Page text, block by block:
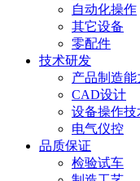
自动化操作
其它设备
零配件
技术研发
产品制造
CAD设计
设备操作技
电气仪控
品质保证
检验试车